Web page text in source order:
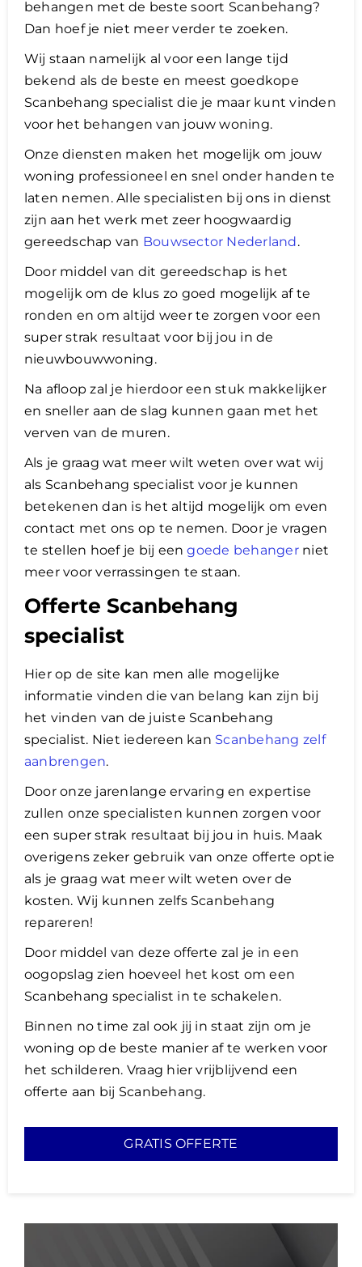
behangen met de beste soort Scanbehang?
Dan hoef je niet meer verder te zoeken.
Wij staan namelijk al voor een lange tijd
bekend als de beste en meest goedkope
Scanbehang specialist die je maar kunt vinden
voor het behangen van jouw woning.
Onze diensten maken het mogelijk om jouw
woning professioneel en snel onder handen te
laten nemen. Alle specialisten bij ons in dienst
zijn aan het werk met zeer hoogwaardig
gereedschap van Bouwsector Nederland .
Door middel van dit gereedschap is het
mogelijk om de klus zo goed mogelijk af te
ronden en om altijd weer te zorgen voor een
super strak resultaat voor bij jou in de
nieuwbouwwoning.
​Na afloop zal je hierdoor een stuk makkelijker
en sneller aan de slag kunnen gaan met het
verven van de muren.
Als je graag wat meer wilt weten over wat wij
als Scanbehang specialist voor je kunnen
betekenen dan is het altijd mogelijk om even
contact met ons op te nemen. Door je vragen
te stellen hoef je bij eengoede behangerniet
meer voor verrassingen te staan.
Offerte Scanbehang
specialist
Hier op de site kan men alle mogelijke
informatie vinden die van belang kan zijn bij
het vinden van de juiste Scanbehang
specialist. Niet iedereen kan Scanbehang zelf
aanbrengen.
Door onze jarenlange ervaring en expertise
zullen onze specialisten kunnen zorgen voor
een super strak resultaat bij jou in huis. Maak
overigens zeker gebruik van onze offerte optie
als je graag wat meer wilt weten over de
kosten. Wij kunnen zelfs Scanbehang
repareren!
​Door middel van deze offerte zal je in een
oogopslag zien hoeveel het kost om een
Scanbehang specialist in te schakelen.
Binnen no time zal ook jij in staat zijn om je
woning op de beste manier af te werken voor
het schilderen. Vraag hier vrijblijvend een
offerte aan bij Scanbehang.
GRATIS OFFERTE